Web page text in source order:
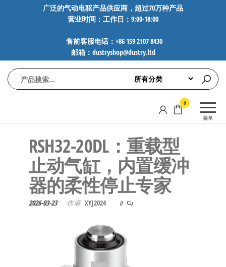
广泛的气动电驱产品供应商，超过70万种产品
营业时间：工作日：9:00-18:00
售前客服电话：+86 159 2107 8430
邮箱：dustryshop@dustry.ltd
动
FESTO、
AVENTICS等
品牌气动
元件，超
过88万种
工业自动
化零部
菜单
0
RSH32-20DL：重载型
止动气缸，内置缓冲
器的柔性停止专家
2026-03-23 作者 XYJ2024 0